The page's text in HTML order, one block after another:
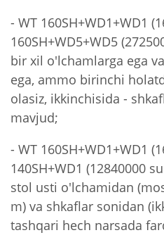
- WT 160SH+WD1+WD1
160SH+WD5+WD5
bir xil o'lchamlarga ega
ega, ammo birinchi
olasiz, ikkinchisida -
mavjud;
- WT 160SH+WD1+WD1
140SH+WD1 (12840000
stol usti o'lchamidan
m) va shkaflar sonidan
tashqari hech narsada